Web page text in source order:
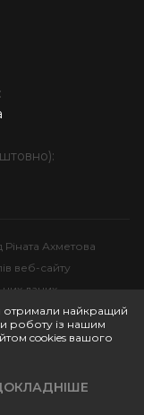
Ахметова
веб-сайту
даних
отримали найкращий
роботу із нашим
cookies вашого
Політики сайту